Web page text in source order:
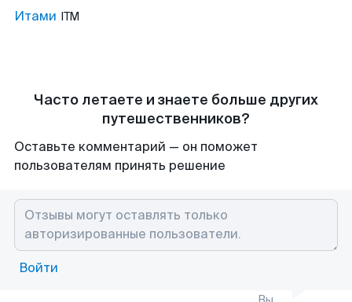
Итами ITM
Часто летаете и знаете больше других
путешественников?
Оставьте комментарий — он поможет
пользователям принять решение
Войти